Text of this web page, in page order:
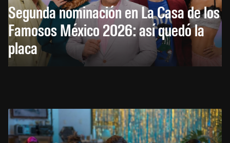
Segunda nominación en La Casa de los
Famosos México 2026: así quedó la
placa